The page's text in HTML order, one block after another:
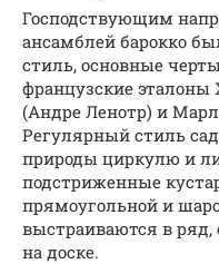
Господствующим
ансамблей барокко
стиль, основные
французские эталоны
(Андре Ленотр) и
Регулярный стиль
природы циркулю и
подстриженные
прямоугольной и
выстраиваются в
на доске.